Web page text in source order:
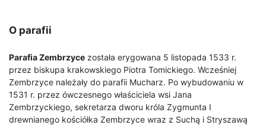
O parafii
Parafia Zembrzyce została erygowana 5 listopada 1533 r.
przez biskupa krakowskiego Piotra Tomickiego. Wcześniej
Zembrzyce należały do parafii Mucharz. Po wybudowaniu w
1531 r. przez ówczesnego właściciela wsi Jana
Zembrzyckiego, sekretarza dworu króla Zygmunta I
drewnianego kościółka Zembrzyce wraz z Suchą i Stryszawą